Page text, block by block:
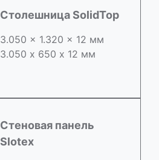
Столешница SolidTop
3.050 x 1.320 x 12 мм
3.050 х 650 х 12 мм
Стеновая панель
Slotex